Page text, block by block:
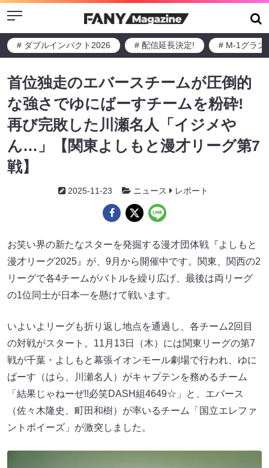
Menu
# ダブルインパクト2026 # 配信延長決定! # M-1グラン
首位独走のエバースチームが圧倒的
な強さでゆにばーすチームを粉砕!
再び完敗した川瀬名人「イジメや
ん…」【関東よしもと漫才リーグ第7
戦】
2025-11-23 ニュース レポート
お笑い界の新たなスターを発掘する漫才団体戦『よしもと
漫才リーグ2025』が、9月から開催中です。関東、関西の2
リーグで各4チームがバトルを繰り広げ、最後は両リーグ
の1位同士が日本一を懸けて戦います。
いよいよリーグも折り返し地点を通過し、各チーム2回目
の対戦がスタート。11月13日（木）には関東リーグの第7
戦が千葉・よしもと幕張イオンモール劇場で行われ、ゆに
ばーす（はら、川瀬名人）がキャプテンを務めるチーム
「結果じゃねーぜ!!必笑DASH組4649☆」と、エバース
（佐々木隆史、町田和樹）が率いるチーム「国立エレファ
ントボイーズ」が激突しました。